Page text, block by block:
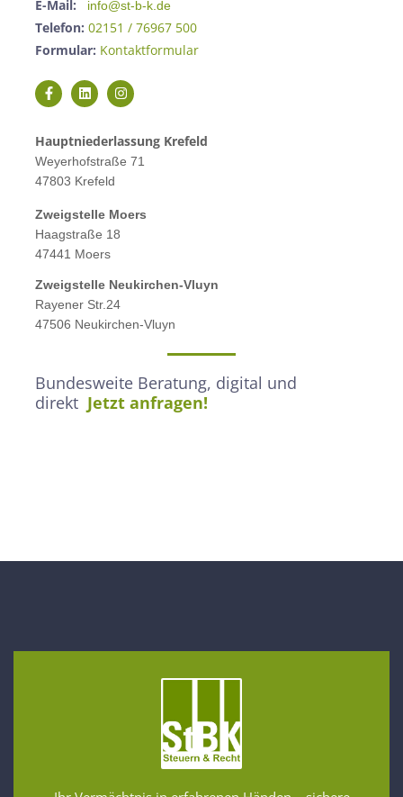
E-Mail: info@st-b-k.de
Telefon: 02151 / 76967 500
Formular: Kontaktformular
Hauptniederlassung Krefeld
Weyerhofstraße 71
47803 Krefeld
Zweigstelle Moers
Haagstraße 18
47441 Moers
Zweigstelle Neukirchen-Vluyn
Rayener Str.24
47506 Neukirchen-Vluyn
Bundesweite Beratung, digital und
direkt Jetzt anfragen!